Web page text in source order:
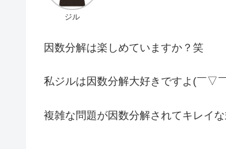
ジル
因数分解は楽しめていますか？笑
私ジルは因数分解大好きですよ(￣▽
複雑な問題が因数分解されてキレイ